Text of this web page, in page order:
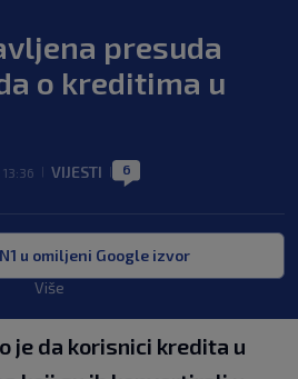
presuda
o kreditima u
VIJESTI 6
u omiljeni Google izvor
Više
je da korisnici kredita u